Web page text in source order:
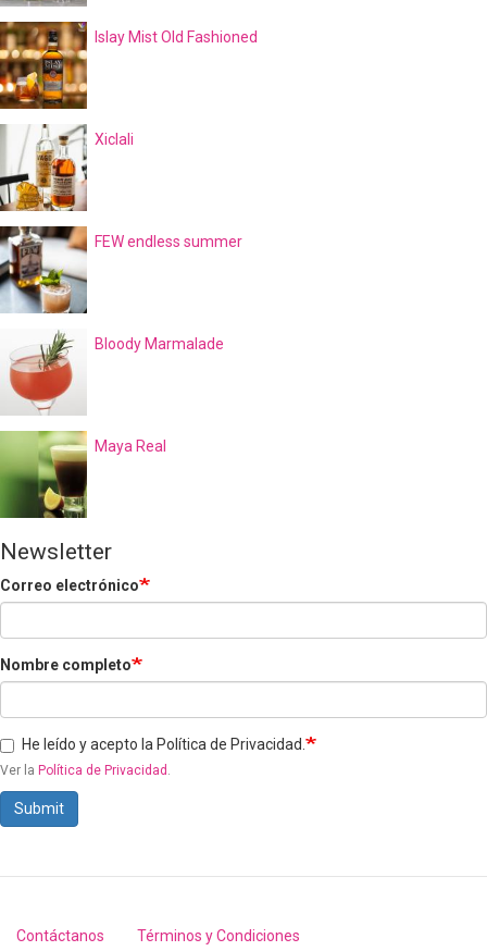
Islay Mist Old Fashioned
Xiclali
FEW endless summer
Bloody Marmalade
Maya Real
Newsletter
Correo electrónico
Nombre completo
He leído y acepto la Política de Privacidad.
Ver la Política de Privacidad .
Submit
Contáctanos Términos y Condiciones